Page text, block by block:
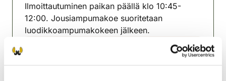
Ilmoittautuminen paikan päällä klo 10:45-
12:00. Jousiampumakoe suoritetaan
luodikkoampumakokeen jälkeen.
Uleåborg